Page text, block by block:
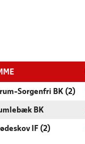
Sorgenfri BK (2)
BK
IF (2)